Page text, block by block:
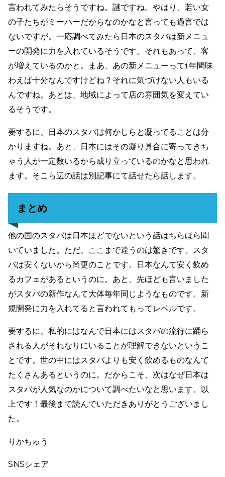
言われてみたらそうですね。謎ですね。やはり、若い女
の子たちがミーハーだからなのかなと言っても過言では
ないですが。一応調べてみたら日本のスタバは新メニュ
ーの開発に力を入れているそうです。それもあって、客
が増えているのかと。まあ、あの新メニューって1年間味
わえば十分なんですけどね？それに気づけない人もいる
んですね。あとは、地域によって店の雰囲気を変えてい
るそうです。
要するに、日本のスタバは何かしらと凝ってることは分
かりますね。あと、日本にはその凝り具合に寄ってきち
ゃう人が一定数いるから成り立っているのかなと思われ
ます。そこら辺の話は別記事にて話せたら話します。
まとめ
他の国のスタバは日本ほどでないという話はちらほら聞
いていました。ただ、ここまで違うのは驚きです。スタ
バは安くないから尚更のことです。日本なんて安く飲め
るカフェがあるというのに。あと、先ほども言いました
がスタバの新作なんて大体毎年同じようなものです。新
規開発に力を入れてると言われてもってレベルです。
要するに、私的にはなんで日本にはスタバの流行に踊ら
される人がそれなりにいることが理解できないというこ
とです。世の中にはスタバよりも安く飲めるものなんて
たくさんあるというのに。だからこそ、次はなぜ日本は
スタバが人気なのかについて調べたいなと思います。以
上です！最後まで読んでいただきありがとうございまし
た。
りかちゅう
SNSシェア